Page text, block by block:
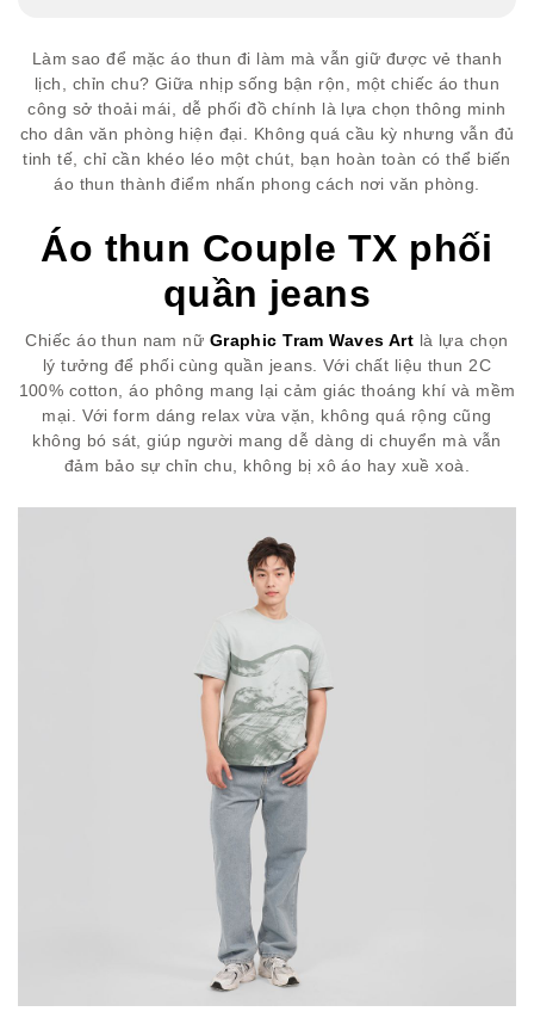
Làm sao để mặc áo thun đi làm mà vẫn giữ được vẻ thanh
lịch, chỉn chu? Giữa nhịp sống bận rộn, một chiếc áo thun
công sở thoải mái, dễ phối đồ chính là lựa chọn thông minh
cho dân văn phòng hiện đại. Không quá cầu kỳ nhưng vẫn đủ
tinh tế, chỉ cần khéo léo một chút, bạn hoàn toàn có thể biến
áo thun thành điểm nhấn phong cách nơi văn phòng.
Áo thun Couple TX phối
quần jeans
Chiếc áo thun nam nữ Graphic Tram Waves Art là lựa chọn
lý tưởng để phối cùng quần jeans. Với chất liệu thun 2C
100% cotton, áo phông mang lại cảm giác thoáng khí và mềm
mại. Với form dáng relax vừa vặn, không quá rộng cũng
không bó sát, giúp người mang dễ dàng di chuyển mà vẫn
đảm bảo sự chỉn chu, không bị xô áo hay xuề xoà.